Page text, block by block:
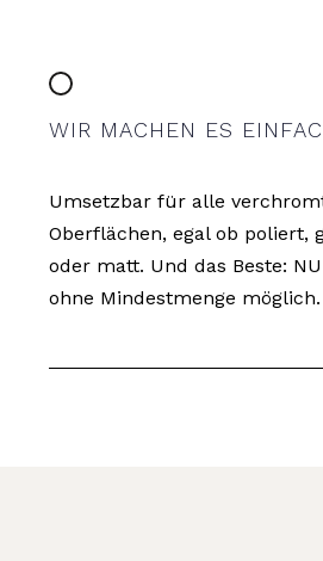
WIR MACHEN ES
Umsetzbar für alle
Oberflächen, egal ob poliert,
oder matt. Und das Beste:
ohne Mindestmenge möglich.